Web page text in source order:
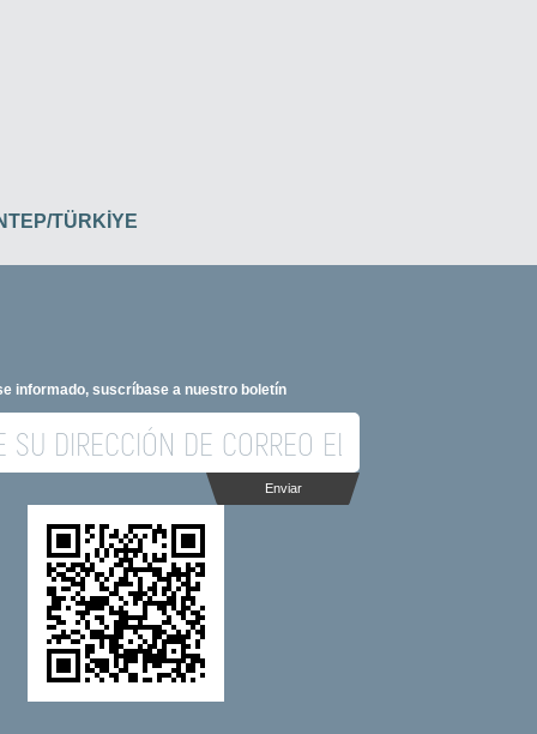
TÜRKİYE
informado, suscríbase a nuestro boletín
Enviar